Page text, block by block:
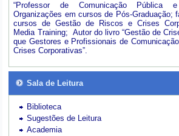
“Professor de Comunicação Pública
Organizações em cursos de Pós-Graduação;
cursos de Gestão de Riscos e Crises
Media Training; Autor do livro “Gestão de
que Gestores e Profissionais de
Crises Corporativas”.
Sala de Leitura
Biblioteca
Sugestões de Leitura
Academia